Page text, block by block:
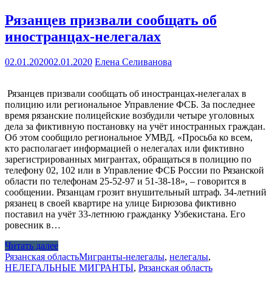
Рязанцев призвали сообщать об
иностранцах-нелегалах
02.01.202002.01.2020 Елена Селиванова
Рязанцев призвали сообщать об иностранцах-нелегалах в
полицию или региональное Управление ФСБ. За последнее
время рязанские полицейские возбудили четыре уголовных
дела за фиктивную постановку на учёт иностранных граждан.
Об этом сообщило региональное УМВД. «Просьба ко всем,
кто располагает информацией о нелегалах или фиктивно
зарегистрированных мигрантах, обращаться в полицию по
телефону 02, 102 или в Управление ФСБ России по Рязанской
области по телефонам 25-52-97 и 51-38-18», – говорится в
сообщении. Рязанцам грозит внушительный штраф. 34-летний
рязанец в своей квартире на улице Бирюзова фиктивно
поставил на учёт 33-летнюю гражданку Узбекистана. Его
ровесник в…
Читать далее
Рязанская областьМигранты-нелегалы, нелегалы,
НЕЛЕГАЛЬНЫЕ МИГРАНТЫ, Рязанская область